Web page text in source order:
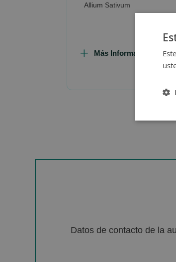
Allium Sativum
Más Información
Datos de contacto de la